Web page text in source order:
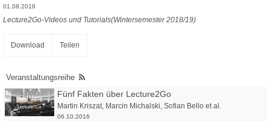
01.08.2018
Lecture2Go-Videos und Tutorials(Wintersemester 2018/19)
Download Teilen
Veranstaltungsreihe
Fünf Fakten über Lecture2Go
Martin Kriszat, Marcin Michalski,Sofian Bello et al.
06.10.2016